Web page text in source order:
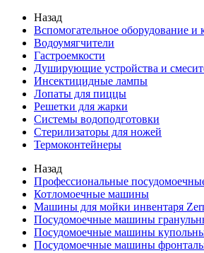
Назад
Вспомогательное оборудование и
Водоумягчители
Гастроемкости
Душирующие устройства и
Инсектицидные лампы
Лопаты для пиццы
Решетки для жарки
Системы водоподготовки
Стерилизаторы для ножей
Термоконтейнеры
Назад
Профессиональные
Котломоечные машины
Машины для мойки инвентаря
Посудомоечные машины
Посудомоечные машины
Посудомоечные машины